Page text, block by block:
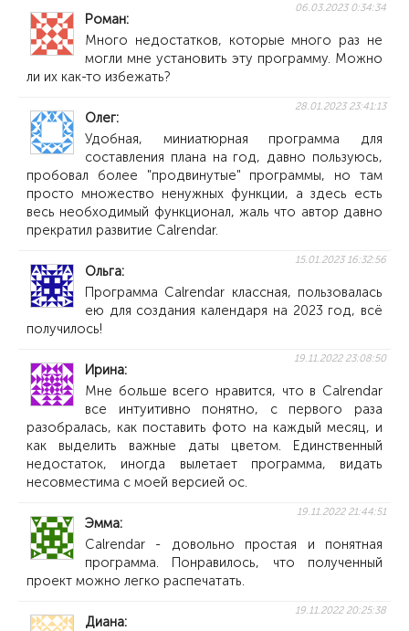
Роман
06.03.2023 0:34:34
Много недостатков, которые много раз не
могли мне установить эту программу. Можно
ли их как-то избежать?
Олег
28.01.2023 23:41:13
Удобная, миниатюрная программа для
составления плана на год, давно пользуюсь,
пробовал более "продвинутые" программы, но там
просто множество ненужных функции, а здесь есть
весь необходимый функционал, жаль что автор давно
прекратил развитие Calrendar.
Ольга
15.01.2023 16:32:56
Программа Calrendar классная, пользовалась
ею для создания календаря на 2023 год, всё
получилось!
Ирина
19.11.2022 23:08:50
Мне больше всего нравится, что в Calrendar
все интуитивно понятно, с первого раза
разобралась, как поставить фото на каждый месяц, и
как выделить важные даты цветом. Единственный
недостаток, иногда вылетает программа, видать
несовместима с моей версией ос.
Эмма
19.11.2022 21:44:51
Calrendar - довольно простая и понятная
программа. Понравилось, что полученный
проект можно легко распечатать.
Диана
19.11.2022 20:25:38